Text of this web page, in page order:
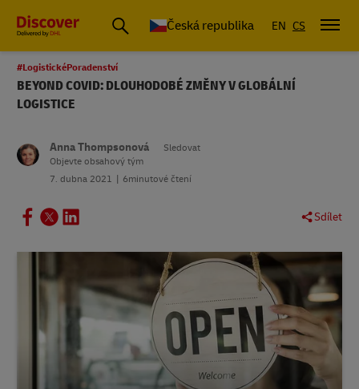
Česká republika EN CS
#LogistickéPoradenství
BEYOND COVID: DLOUHODOBÉ ZMĚNY V GLOBÁLNÍ
LOGISTICE
Anna Thompsonová
Sledovat
Objevte obsahový tým
7. dubna 2021
6minutové čtení
Sdílet